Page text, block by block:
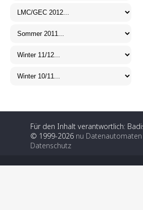
Für den Inhalt verantwortlich:
© 1999-2026 nu
Datenschutz